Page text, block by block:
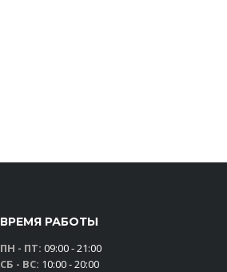
ВРЕМЯ РАБОТЫ
ПН - ПТ: 09:00 - 21:00
СБ - ВС: 10:00 - 20:00